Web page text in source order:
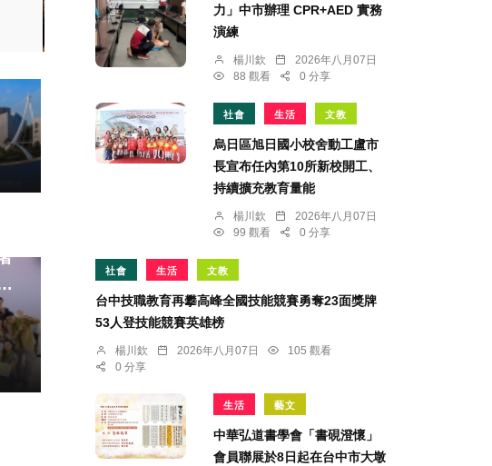
力」中市辦理 CPR+AED 實務
演練
楊川欽
2026年八月07日
88 觀看
0 分享
社會 生活 文教
烏日區旭日國小校舍動工盧市
長宣布任內第10所新校開工、
持續擴充教育量能
楊川欽
2026年八月07日
99 觀看
0 分享
社會 生活 文教
台中技職教育再攀高峰全國技能競賽勇奪23面獎牌
53人登技能競賽英雄榜
楊川欽 2026年八月07日
105 觀看
0 分享
生活 藝文
中華弘道書學會「書硯澄懷」
會員聯展於8日起在台中市大墩